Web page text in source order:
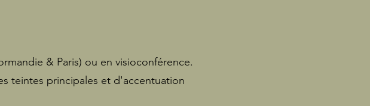
& Paris) ou en visioconférence.
teintes principales et d'accentuation